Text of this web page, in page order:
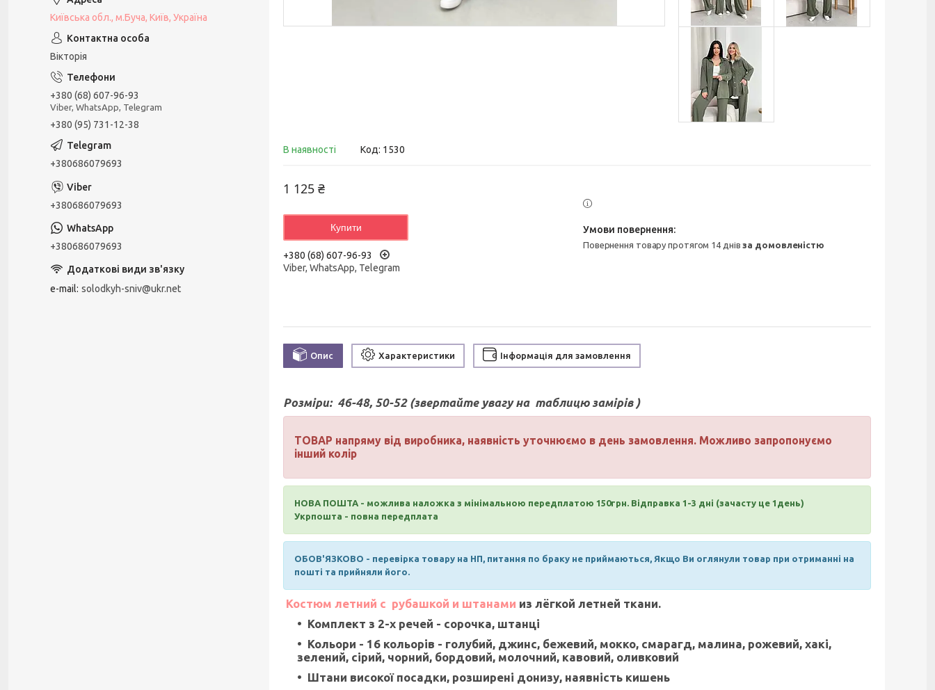
В наявності Код: 1530
1 125 ₴
Купити
+380 (68) 607-96-93
Viber, WhatsApp, Telegram
повернення товару протягом 14 днівза домовленістю
Опис Характеристики Інформація для замовлення
Розміри: 46-48, 50-52 (звертайте увагу на таблицю замірів )
ТОВАР напряму від виробника, наявність уточнюємо в день замовлення. Можливо запропонуємо
інший колір
НОВА ПОШТА - можлива наложка з мінімальною передплатою 150грн. Відправка 1-3 дні (зачасту це 1день)
Укрпошта - повна передплата
ОБОВ'ЯЗКОВО - перевірка товару на НП, питання по браку не приймаються, Якщо Ви оглянули товар при отриманні на
пошті та прийняли його.
Костюм летний с рубашкой и штанами из лёгкой летней ткани.
Комплект з 2-х речей - сорочка, штанці
Кольори - 16 кольорів - голубий, джинс, бежевий, мокко, смарагд, малина, рожевий, хакі,
зелений, сірий, чорний, бордовий, молочний, кавовий, оливковий
Штани високої посадки, розширені донизу, наявність кишень
Київська обл., м.Буча, Київ, Україна
Вікторія
+380 (68) 607-96-93
Viber, WhatsApp, Telegram
+380 (95) 731-12-38
+380686079693
+380686079693
+380686079693
e-mail solodkyh-sniv@ukr.net